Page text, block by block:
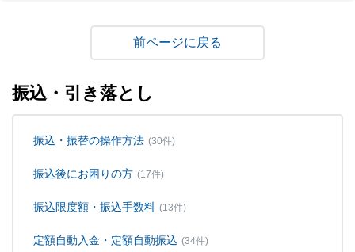
戻る
振込・引き落とし
振込・振替の操作方法 (30件)
振込後にお困りの方 (17件)
振込限度額・振込手数料 (13件)
定額自動入金・定額自動振込 (34件)